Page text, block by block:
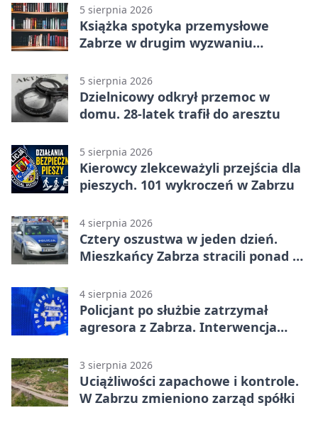
5 sierpnia 2026
Książka spotyka przemysłowe
Zabrze w drugim wyzwaniu
5 sierpnia 2026
Dzielnicowy odkrył przemoc w
domu. 28-latek trafił do aresztu
5 sierpnia 2026
Kierowcy zlekceważyli przejścia dla
pieszych. 101 wykroczeń w Zabrzu
4 sierpnia 2026
Cztery oszustwa w jeden dzień.
Mieszkańcy Zabrza stracili ponad 6
4 sierpnia 2026
Policjant po służbie zatrzymał
agresora z Zabrza. Interwencja
3 sierpnia 2026
Uciążliwości zapachowe i kontrole.
W Zabrzu zmieniono zarząd spółki